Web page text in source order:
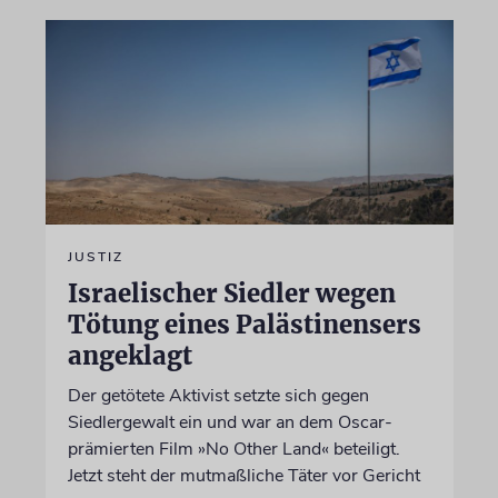
JUSTIZ
Israelischer Siedler wegen
Tötung eines Palästinensers
angeklagt
Der getötete Aktivist setzte sich gegen
Siedlergewalt ein und war an dem Oscar-
prämierten Film »No Other Land« beteiligt.
Jetzt steht der mutmaßliche Täter vor Gericht